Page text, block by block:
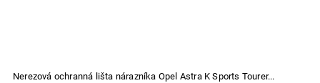
Nerezová ochranná lišta nárazníka Opel Astra K Sports Tourer...